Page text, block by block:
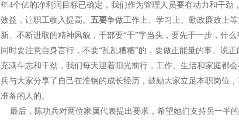
年4个亿的净利润目标已确定，我们作为管理人员要有动力和干劲
效益，让职工收入提高。 五要争做工作上、学习上、勤政廉政上
新、不断进取的精神风貌，干部要“干”字当头，要先干一步，什
同时要注意自身言行，不要“乱乱糟糟”的，要做正能量的事、说
充满斗志和干劲，我们每天迎着阳光前行，工作、生活和家庭都
兵与大家分享了自己在淮钢的成长经历，鼓励大家立足本职岗位
准备的人的。
最后，陈功兵对两位家属代表提出要求，希望她们支持另一半